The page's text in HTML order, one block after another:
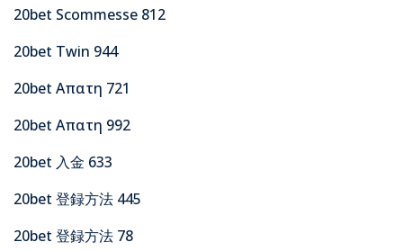
20bet Scommesse 812
20bet Twin 944
20bet Απατη 721
20bet Απατη 992
20bet 入金 633
20bet 登録方法 445
20bet 登録方法 78